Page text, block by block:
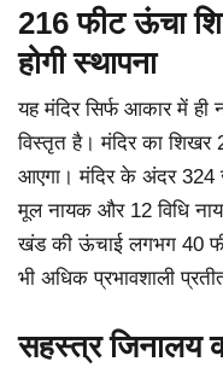
216 फीट ऊंचा
होगी स्थापना
यह मंदिर सिर्फ आकार में ही
विस्तृत है। मंदिर का
आएगा। मंदिर के अंदर 324
मूल नायक और 12 विधि
खंड की ऊंचाई लगभग 40
भी अधिक प्रभावशाली
सहस्त्र जिनालय